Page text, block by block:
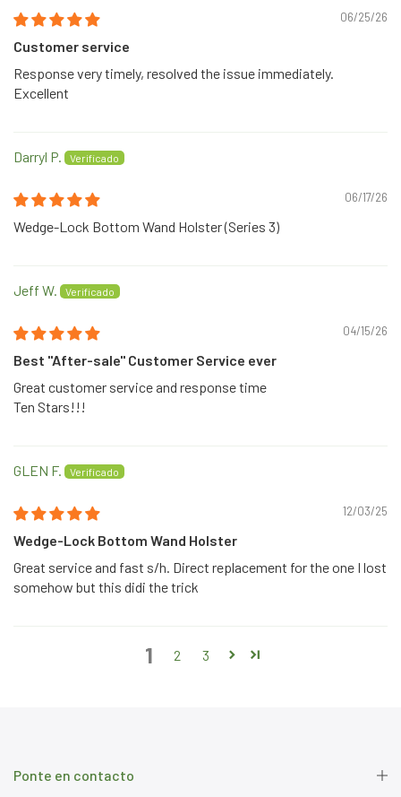
06/25/26
Customer service
Response very timely, resolved the issue immediately.
Excellent
Darryl P.
06/17/26
Wedge-Lock Bottom Wand Holster (Series 3)
Jeff W.
04/15/26
Best "After-sale" Customer Service ever
Great customer service and response time
Ten Stars!!!
GLEN F.
12/03/25
Wedge-Lock Bottom Wand Holster
Great service and fast s/h. Direct replacement for the one I lost
somehow but this didi the trick
1 2 3
Ponte en contacto